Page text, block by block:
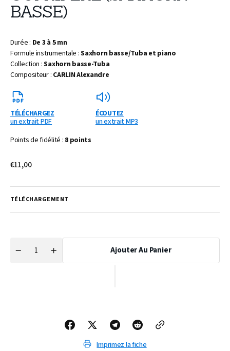
BASSE)
Durée : De 3 à 5 mn
Formule instrumentale :Saxhorn basse/Tuba et piano
Collection :Saxhorn basse-Tuba
Compositeur : CARLIN Alexandre
TÉLÉCHARGEZ
un extrait PDF
ÉCOUTEZ
un extrait MP3
Points de fidélité : 8 points
Prix
€11,00
TÉLÉCHARGEMENT
Réduire
Quantité
Augmenter
Ajouter Au Panier
Imprimez la fiche